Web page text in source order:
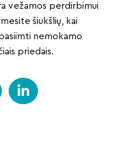
vežamos perdirbimui
šiukšlių, kai
nemokamo
priedais.